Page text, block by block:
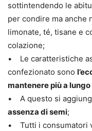
sottintendendo le
per condire ma anche
limonate, té, tisane e
colazione;
• Le caratteristiche
confezionato sono
mantenere più a
• A questo si
assenza di semi;
• Tutti i consumatori